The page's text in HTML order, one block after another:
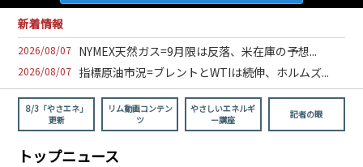
メソドロジー
研修・セミナー
コンサルティング
新着情報
2026/08/07 NYMEX天然ガス=9月限は反落、米在庫の予想...
2026/08/07 指標原油市況=ブレントとWTIは続伸、ホルムズ...
8/3「やさエネ」
更新
リム動画コンテン
ツ
やさしいエネルギ
ー講座
記者の眼
トップニュース